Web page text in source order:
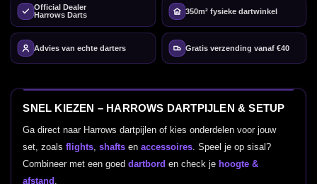
Official Dealer
Harrows Darts
350m² fysieke dartwinkel
Advies van echte darters Gratis verzending vanaf €40
SNEL KIEZEN – HARROWS DARTPIJLEN & SETUP
Ga direct naar Harrows dartpijlen of kies onderdelen voor jouw
set, zoalsflights,shafts enaccessoires. Speel je op sisal?
Combineer met een goeddartbord en check je hoogte &
afstand .